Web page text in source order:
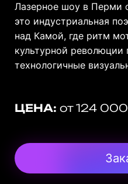
Лазерное шоу в Перми
это индустриальная
над Камой, где ритм
культурной революции
технологичные
ЦЕНА: от 124